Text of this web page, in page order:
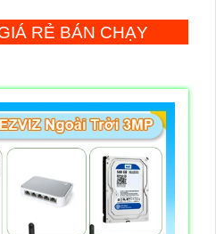
RẺ BÁN CHẠY